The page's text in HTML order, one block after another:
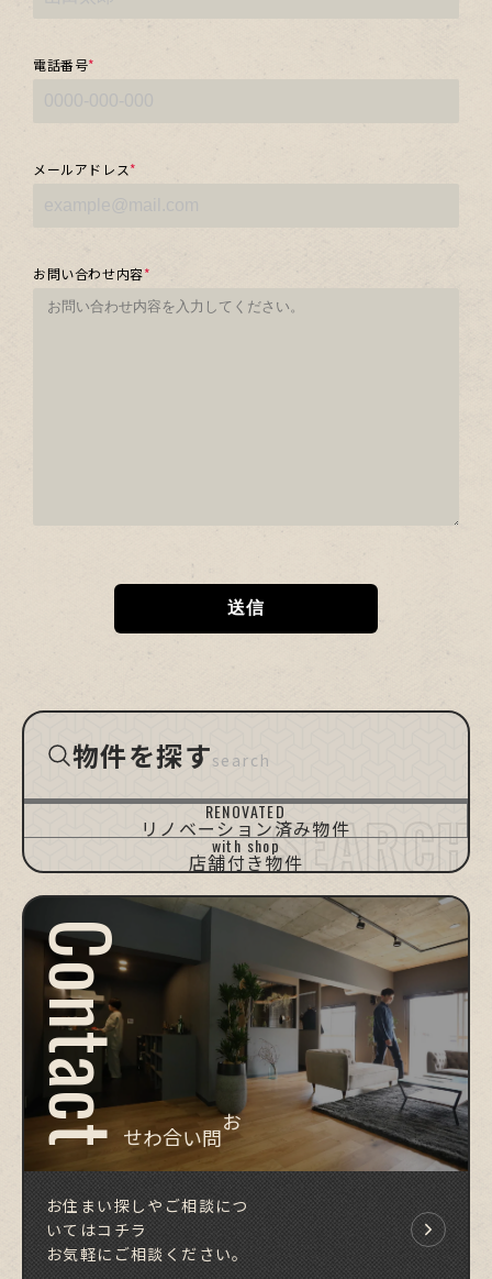
電話番号*
メールアドレス*
お問い合わせ内容*
物件を探すsearch
姫路/戸建て
姫路/マンション
TAKASAGO OTHERS
RENOVATED
リノベーション済み物件
with shop
店舗付き物件
Contact
お問い合わせ
お住まい探しやご相談につ
いてはコチラ
お気軽にご相談ください。